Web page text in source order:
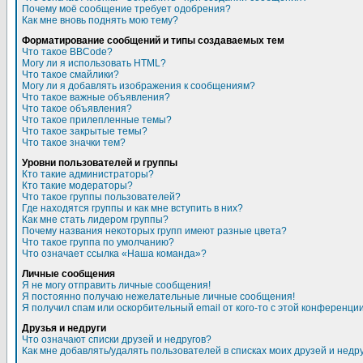
Почему моё сообщение требует одобрения?
Как мне вновь поднять мою тему?
Форматирование сообщений и типы создаваемых тем
Что такое BBCode?
Могу ли я использовать HTML?
Что такое смайлики?
Могу ли я добавлять изображения к сообщениям?
Что такое важные объявления?
Что такое объявления?
Что такое прилепленные темы?
Что такое закрытые темы?
Что такое значки тем?
Уровни пользователей и группы
Кто такие администраторы?
Кто такие модераторы?
Что такое группы пользователей?
Где находятся группы и как мне вступить в них?
Как мне стать лидером группы?
Почему названия некоторых групп имеют разные цвета?
Что такое группа по умолчанию?
Что означает ссылка «Наша команда»?
Личные сообщения
Я не могу отправить личные сообщения!
Я постоянно получаю нежелательные личные сообщения!
Я получил спам или оскорбительный email от кого-то с этой
Друзья и недруги
Что означают списки друзей и недругов?
Как мне добавлять/удалять пользователей в списках моих друзей и